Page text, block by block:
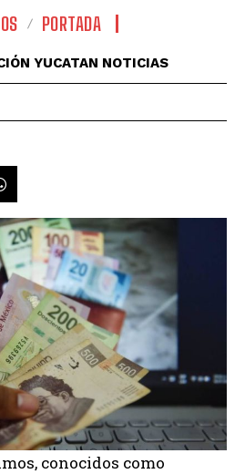
PORTADA
YUCATAN NOTICIAS
conocidos como